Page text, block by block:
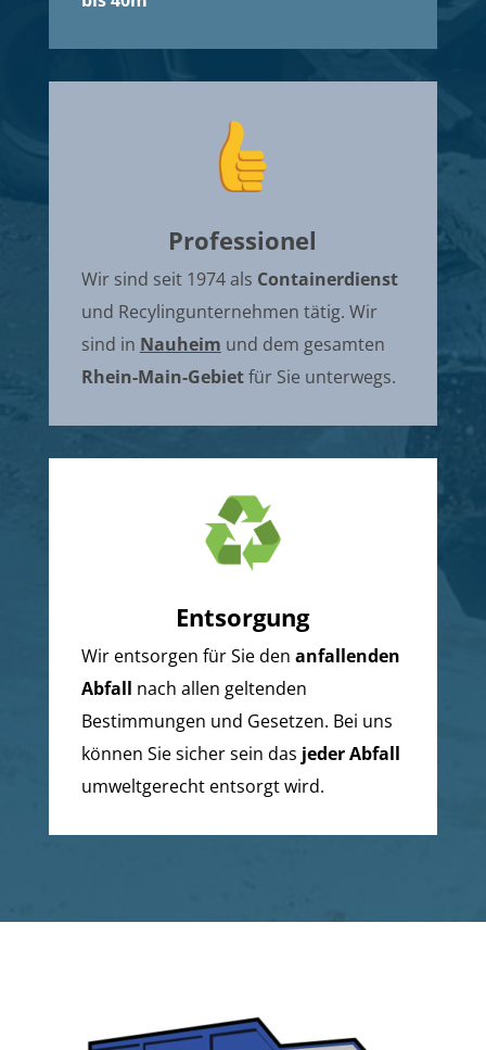
Professionel
Wir sind seit 1974 als Containerdienst
und Recylingunternehmen tätig. Wir
sind in Nauheim und dem gesamten
Rhein-Main-Gebietfür Sie unterwegs.
Entsorgung
Wir entsorgen für Sie den anfallenden
Abfall nach allen geltenden
Bestimmungen und Gesetzen. Bei uns
können Sie sicher sein das jeder Abfall
umweltgerecht entsorgt wird.